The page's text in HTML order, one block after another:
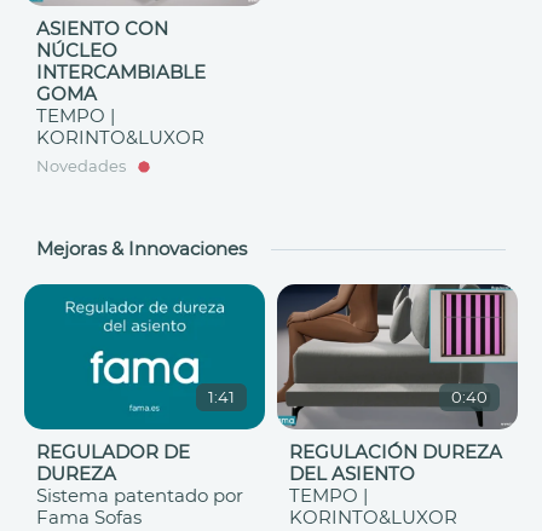
ASIENTO CON
NÚCLEO
INTERCAMBIABLE
GOMA
TEMPO |
KORINTO&LUXOR
Novedades
Mejoras & Innovaciones
1:41
REGULADOR DE
DUREZA
Sistema patentado por
Fama Sofas
0:40
REGULACIÓN DUREZA
DEL ASIENTO
TEMPO |
KORINTO&LUXOR